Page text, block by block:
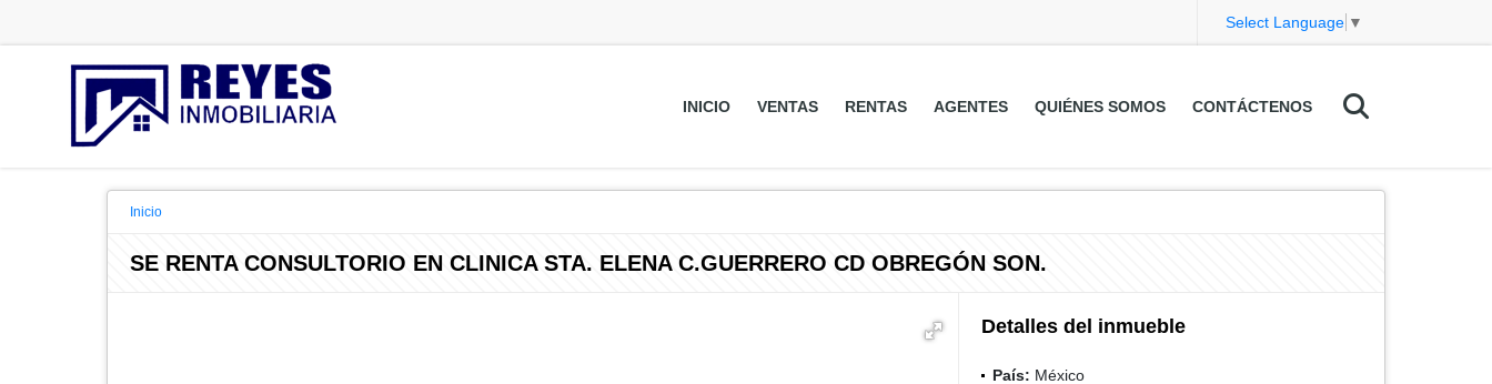
Select Language ▼
INICIO VENTAS RENTAS AGENTES QUIÉNES SOMOS CONTÁCTENOS
Inicio
SE RENTA CONSULTORIO EN CLINICA STA. ELENA C.GUERRERO CD OBREGÓN SON.
Detalles del inmueble
País: México